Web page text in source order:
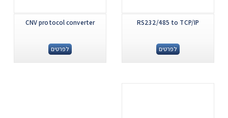
RS232/485 to TCP/IP
לפרטים
CNV protocol converter
לפרטים